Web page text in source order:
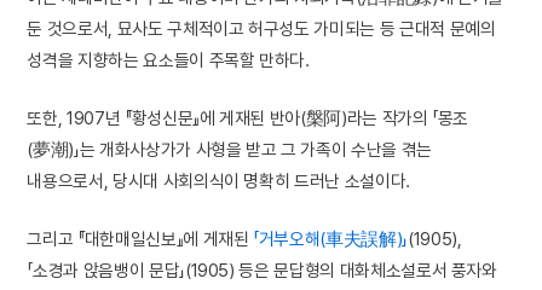
둔 것으로서, 묘사도 구체적이고 허구성도 가미되는 등 근대적 문예의
성격을 지향하는 요소들이 주목할 만하다.
또한, 1907년 『황성신문』에 게재된 반아(槃阿)라는 작가의 「몽조
(夢潮)」는 개화사상가가 사형을 받고 그 가족이 수난을 겪는
내용으로서, 당시대 사회의식이 명확히 드러난 소설이다.
그리고 『대한매일신보』에 게재된 「거부오해(車夫誤解)」(1905),
「소경과 앉음뱅이 문답」(1905) 등은 문답형의 대화체소설로서 풍자와